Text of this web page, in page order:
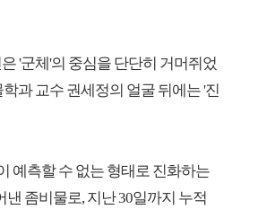
'군체'의 중심을 단단히 거머쥐었
과 교수 권세정의 얼굴 뒤에는 '진
예측할 수 없는 형태로 진화하는
좀비물로, 지난 30일까지 누적